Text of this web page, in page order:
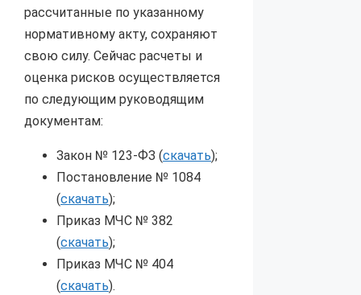
рассчитанные по указанному
нормативному акту, сохраняют
свою силу. Сейчас расчеты и
оценка рисков осуществляется
по следующим руководящим
документам:
Закон № 123-ФЗ (скачать);
Постановление № 1084
(скачать);
Приказ МЧС № 382
(скачать);
Приказ МЧС № 404
(скачать).